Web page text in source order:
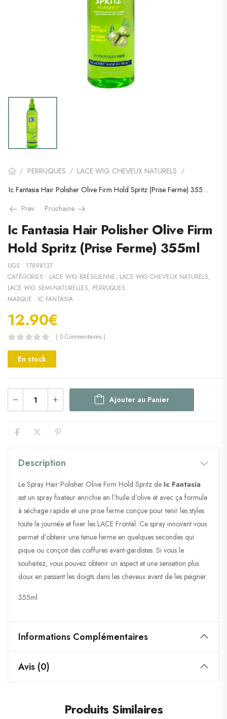
/ PERRUQUES / LACE WIG CHEVEUX NATURELS /
Ic Fantasia Hair Polisher Olive Firm Hold Spritz (Prise Ferme) 355ml
Prev
Prochaine
Ic Fantasia Hair Polisher Olive Firm
Hold Spritz (Prise Ferme) 355ml
UGS : 17898137
CATÉGORIES : LACE WIG BRÉSILIENNE, LACE WIG CHEVEUX NATURELS,
LACE WIG SEMI-NATURELLES, PERRUQUES
MARQUE : IC FANTASIA
12.90€
( 0 Commentaires )
En stock
Ajouter au Panier
Description
Le Spray Hair Polisher Olive Firm Hold Spritz de Ic Fantasia
est un spray fixateur enrichie en l’huile d’olive et avec ça formule
à séchage rapide et une prise ferme conçue pour tenir les styles
toute la journée et fixer les LACE Frontal. Ce spray innovant vous
permet d’obtenir une tenue ferme en quelques secondes qui
pique ou conçoit des coiffures avant-gardistes. Si vous le
souhaitez, vous pouvez obtenir un aspect et une sensation plus
doux en passant les doigts dans les cheveux avant de les peigner.
355ml
Informations Complémentaires
Avis (0)
Produits Similaires